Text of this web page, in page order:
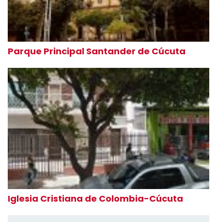
Parque Principal Santander de Cúcuta
Iglesia Cristiana de Colombia-Cúcuta